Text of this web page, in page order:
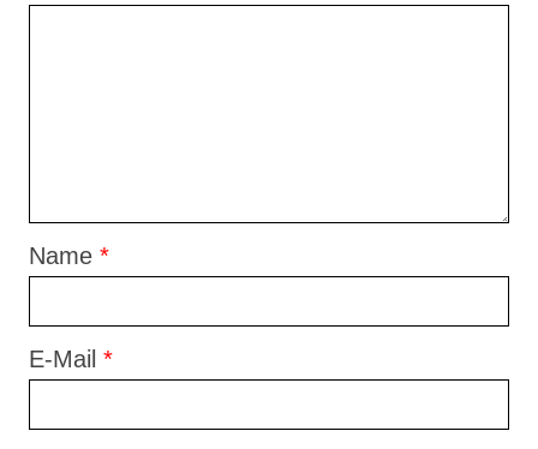
Name *
E-Mail *